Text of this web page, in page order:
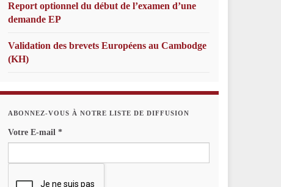
Report optionnel du début de l’examen d’une
demande EP
Validation des brevets Européens au Cambodge
(KH)
ABONNEZ-VOUS À NOTRE LISTE DE DIFFUSION
Votre E-mail *